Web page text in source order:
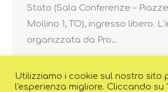
Stato (Sala Conferenze –
Mollino 1, TO), ingresso libero.
organizzata da Pro…
Utilizziamo i cookie sul nostro sito
l'esperienza migliore. Cliccando su